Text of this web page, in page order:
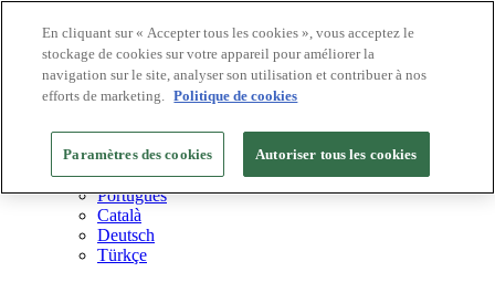
Destinations Biosphere
Entreprises Biosphere
Comment nous valorisons
FR
English
Español
Português
Català
Deutsch
Türkçe
En cliquant sur « Accepter tous les cookies », vous acceptez le
stockage de cookies sur votre appareil pour améliorer la
navigation sur le site, analyser son utilisation et contribuer à nos
efforts de marketing. Politique de cookies
Paramètres des cookies Autoriser tous les cookies